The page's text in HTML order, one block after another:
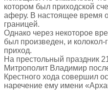
котором был приходской
аферу. В настоящее время
границей.
Однако через некоторое
был произведен, и колокол-
приход.
На престольный праздник
Митрополит Владимир
Крестного хода совершил
наречение ему имени